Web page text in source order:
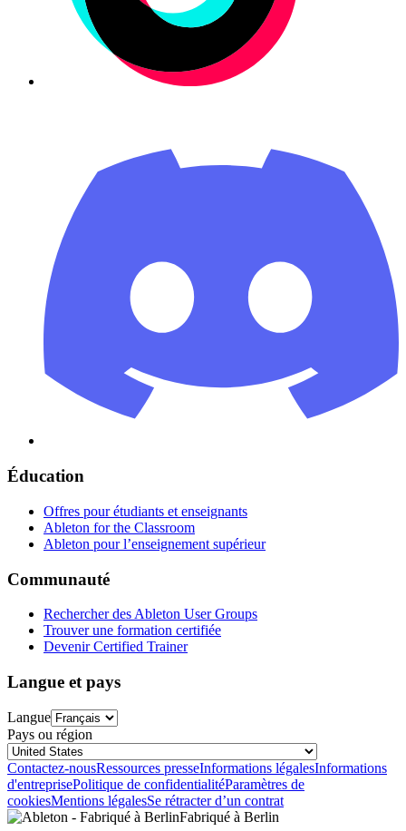
Éducation
Offres pour étudiants et enseignants
Ableton for the Classroom
Ableton pour l’enseignement supérieur
Communauté
Rechercher des Ableton User Groups
Trouver une formation certifiée
Devenir Certified Trainer
Langue et pays
Langue
Pays ou région
Contactez-nousRessources presseInformations légalesInformations
d'entreprisePolitique de confidentialitéParamètres de
cookiesMentions légalesSe rétracter d’un contrat
Fabriqué à Berlin